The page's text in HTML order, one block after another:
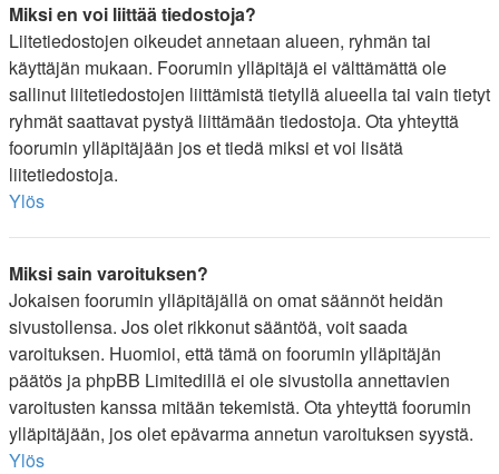
Miksi en voi liittää tiedostoja?
Liitetiedostojen oikeudet annetaan alueen, ryhmän tai
käyttäjän mukaan. Foorumin ylläpitäjä ei välttämättä ole
sallinut liitetiedostojen liittämistä tietyllä alueella tai vain tietyt
ryhmät saattavat pystyä liittämään tiedostoja. Ota yhteyttä
foorumin ylläpitäjään jos et tiedä miksi et voi lisätä
liitetiedostoja.
Ylös
Miksi sain varoituksen?
Jokaisen foorumin ylläpitäjällä on omat säännöt heidän
sivustollensa. Jos olet rikkonut sääntöä, voit saada
varoituksen. Huomioi, että tämä on foorumin ylläpitäjän
päätös ja phpBB Limitedillä ei ole sivustolla annettavien
varoitusten kanssa mitään tekemistä. Ota yhteyttä foorumin
ylläpitäjään, jos olet epävarma annetun varoituksen syystä.
Ylös